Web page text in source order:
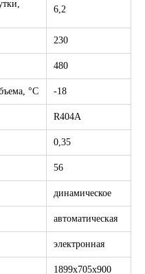
6,2
230
480
°C -18
R404A
0,35
56
динамическое
автоматическая
электронная
1899х705х900